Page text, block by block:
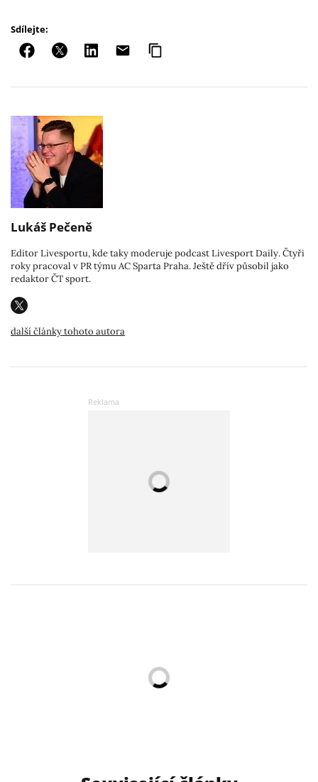
Sdílejte:
Lukáš Pečeně
Editor Livesportu, kde taky moderuje podcast Livesport Daily. Čtyři
roky pracoval v PR týmu AC Sparta Praha. Ještě dřív působil jako
redaktor ČT sport.
další články tohoto autora